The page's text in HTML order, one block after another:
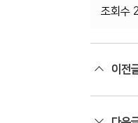
조회수
이전